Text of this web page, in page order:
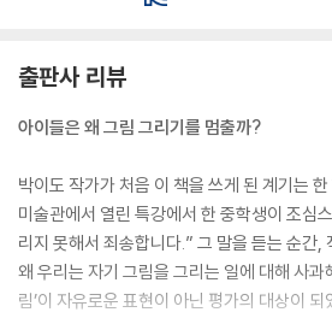
출판사 리뷰
아이들은 왜 그림 그리기를 멈출까?
박이도 작가가 처음 이 책을 쓰게 된 계기는
미술관에서 열린 특강에서 한 중학생이 조심
리지 못해서 죄송합니다.” 그 말을 듣는 순간,
왜 우리는 자기 그림을 그리는 일에 대해 사과
림’이 자유로운 표현이 아닌 평가의 대상이 되